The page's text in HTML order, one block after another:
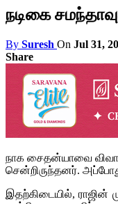
நடிகை
By Suresh On Jul 31,
Share
நாக சைதன்யாவை
சென்றிருந்தனர்.
இதற்கிடையில், ராஜின்